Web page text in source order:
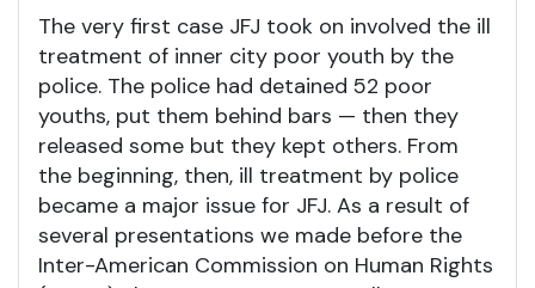
The very first case JFJ took on involved the ill
treatment of inner city poor youth by the
police. The police had detained 52 poor
youths, put them behind bars — then they
released some but they kept others. From
the beginning, then, ill treatment by police
became a major issue for JFJ. As a result of
several presentations we made before the
Inter-American Commission on Human Rights